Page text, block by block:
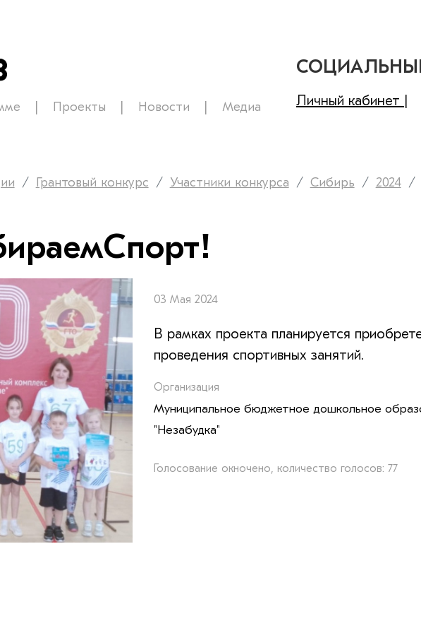
Проекты Новости Медиа Личный кабинет |
Грантовый конкурс Участники конкурса Сибирь 2024
03 Мая 2024
В рамках проекта планируется
проведения спортивных занятий.
Организация
Муниципальное бюджетное дошкольное
"Незабудка"
Голосование окночено, количество голосов: 77